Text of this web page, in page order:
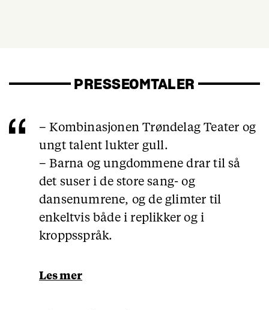
PRESSEOMTALER
– Kombinasjonen Trøndelag Teater og
ungt talent lukter gull.
– Barna og ungdommene drar til så
det suser i de store sang- og
dansenumrene, og de glimter til
enkeltvis både i replikker og i
kroppsspråk.
Les mer